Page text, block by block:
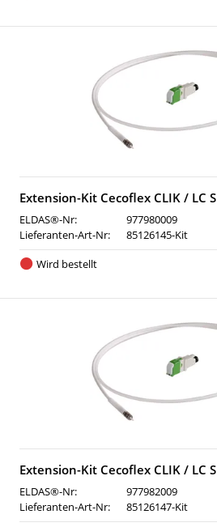
Extension-Kit Cecoflex CLIK / LC
ELDAS®-Nr:
977980009
Lieferanten-Art-Nr:
85126145-Kit
Wird bestellt
Extension-Kit Cecoflex CLIK / LC
ELDAS®-Nr:
977982009
Lieferanten-Art-Nr:
85126147-Kit